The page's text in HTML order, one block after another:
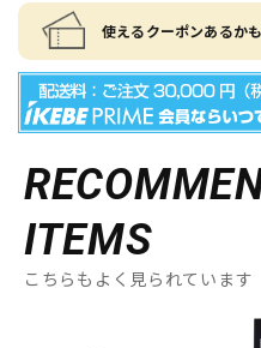
使えるクーポンあるか
ITEMS
こちらもよく見られています